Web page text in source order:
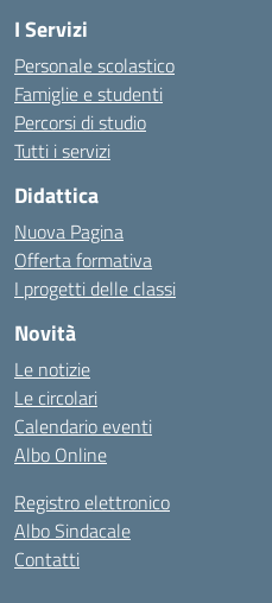
I Servizi
Personale scolastico
Famiglie e studenti
Percorsi di studio
Tutti i servizi
Didattica
Nuova Pagina
Offerta formativa
I progetti delle classi
Novità
Le notizie
Le circolari
Calendario eventi
Albo Online
Registro elettronico
Albo Sindacale
Contatti